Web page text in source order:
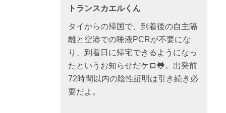
トランスカエルくん
タイからの帰国で、到着後の自主隔
離と空港での唾液PCRが不要にな
り、到着日に帰宅できるようになっ
たというお知らせだケロ🐸。出発前
72時間以内の陰性証明は引き続き必
要だよ。